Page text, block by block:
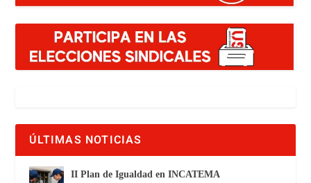
ÚLTIMAS NOTICIAS
II Plan de Igualdad en INCATEMA